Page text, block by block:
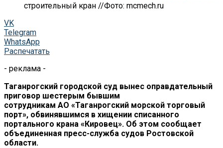
строительный кран //Фото: mcmech.ru
VK
Telegram
WhatsApp
Распечатать
- реклама -
Таганрогский городской суд вынес оправдательный
приговор шестерым бывшим
сотрудникам АО «Таганрогский морской торговый
порт», обвинявшимся в хищении списанного
портального крана «Кировец». Об этом сообщает
объединенная пресс-служба судов Ростовской
области.